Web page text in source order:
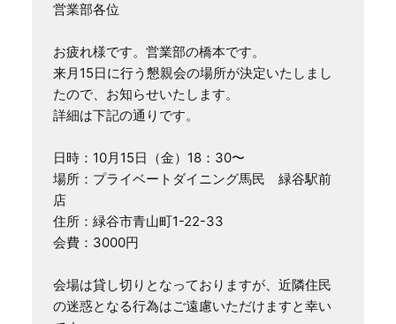
営業部各位
お疲れ様です。営業部の橋本です。
来月15日に行う懇親会の場所が決定いたしまし
たので、お知らせいたします。
詳細は下記の通りです。
日時：10月15日（金）18：30〜
場所：プライベートダイニング馬民　緑谷駅前
店
住所：緑谷市青山町1-22-33
会費：3000円
会場は貸し切りとなっておりますが、近隣住民
の迷惑となる行為はご遠慮いただけますと幸い